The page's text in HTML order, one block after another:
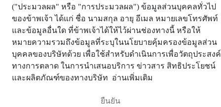
("ประมวลผล" หรือ "การประมวลผล") ข้อมูลส่วนบุคคลทั่วไป
ของข้าพเจ้า ได้แก่ ชื่อ นามสกุล อายุ อีเมล หมายเลขโทรศัพท์
และข้อมูลอื่นใด ที่ข้าพเจ้าได้ให้ไว้ผ่านช่องทางนี้ หรือให้
หมายความรวมถึงข้อมูลที่ระบุในนโยบายคุ้มครองข้อมูลส่วน
บุคคลของบริษัทด้วย เพื่อใช้สำหรับดำเนินการเพื่อวัตถุประสงค์
ทางการตลาด ในการนำเสนอบริการ ข่าวสาร สิทธิประโยชน์
และผลิตภัณฑ์ของทางบริษัท อ่านเพิ่มเติม